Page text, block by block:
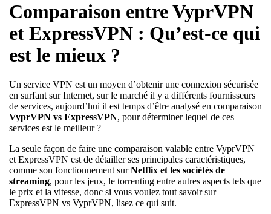
Comparaison entre VyprVPN
et ExpressVPN : Qu’est-ce qui
est le mieux ?
Un service VPN est un moyen d’obtenir une connexion sécurisée
en surfant sur Internet, sur le marché il y a différents fournisseurs
de services, aujourd’hui il est temps d’être analysé en comparaison
VyprVPN vs ExpressVPN, pour déterminer lequel de ces
services est le meilleur ?
La seule façon de faire une comparaison valable entre VyprVPN
et ExpressVPN est de détailler ses principales caractéristiques,
comme son fonctionnement surNetflix et les sociétés de
streaming, pour les jeux, le torrenting entre autres aspects tels que
le prix et la vitesse, donc si vous voulez tout savoir sur
ExpressVPN vs VyprVPN, lisez ce qui suit.